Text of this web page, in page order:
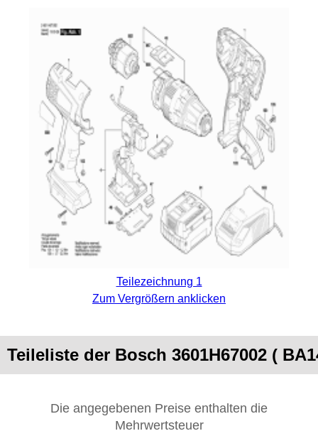
Teilezeichnung 1
Zum Vergrößern anklicken
Teileliste der Bosch 3601H67002 (
Die angegebenen Preise enthalten die
Mehrwertsteuer